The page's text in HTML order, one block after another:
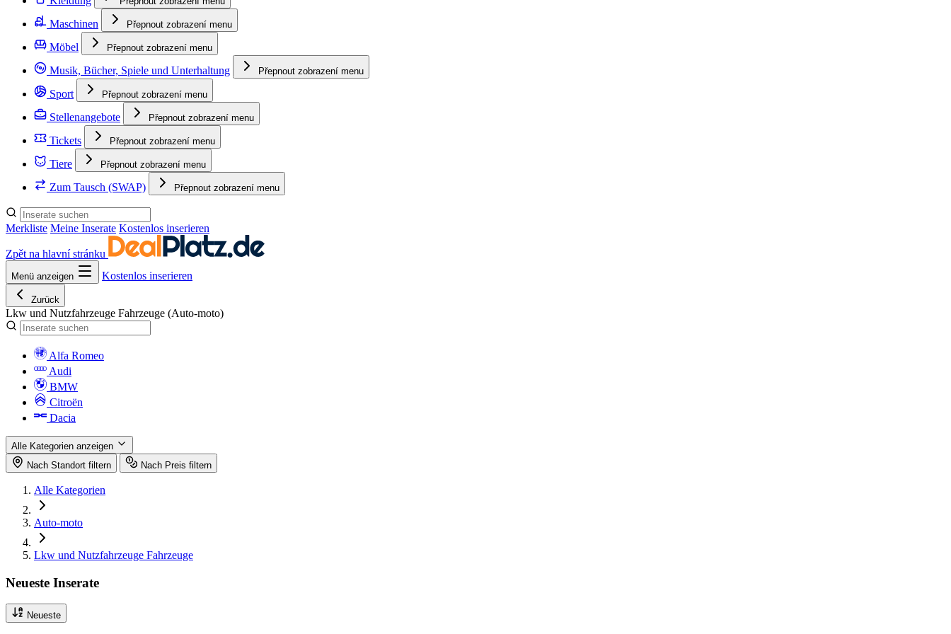
Maschinen Přepnout zobrazení menu
Möbel Přepnout zobrazení menu
Musik, Bücher, Spiele und Unterhaltung Přepnout zobrazení menu
Sport Přepnout zobrazení menu
Stellenangebote Přepnout zobrazení menu
Tickets Přepnout zobrazení menu
Tiere Přepnout zobrazení menu
Zum Tausch (SWAP) Přepnout zobrazení menu
Merkliste Meine Inserate Kostenlos inserieren
Zpět na hlavní stránku
Menü anzeigen Kostenlos inserieren
Zurück
Lkw und Nutzfahrzeuge Fahrzeuge (Auto-moto)
Alfa Romeo
Audi
BMW
Citroën
Dacia
Alle Kategorien anzeigen
Nach Standort filtern
Nach Preis filtern
Alle Kategorien
Auto-moto
Lkw und Nutzfahrzeuge Fahrzeuge
Neueste Inserate
Neueste